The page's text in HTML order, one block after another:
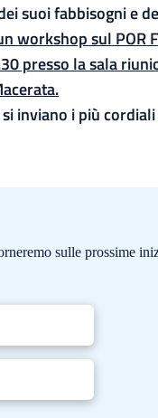
suoi fabbisogni e
workshop sul POR
presso la sala
inviano i più
sulle prossime